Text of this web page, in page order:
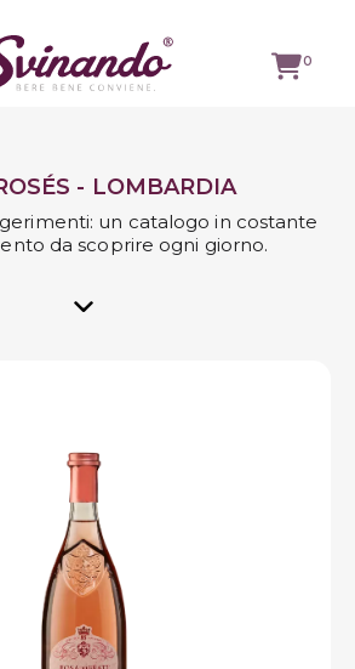
0
- LOMBARDIA
un catalogo in costante
da scoprire ogni giorno.